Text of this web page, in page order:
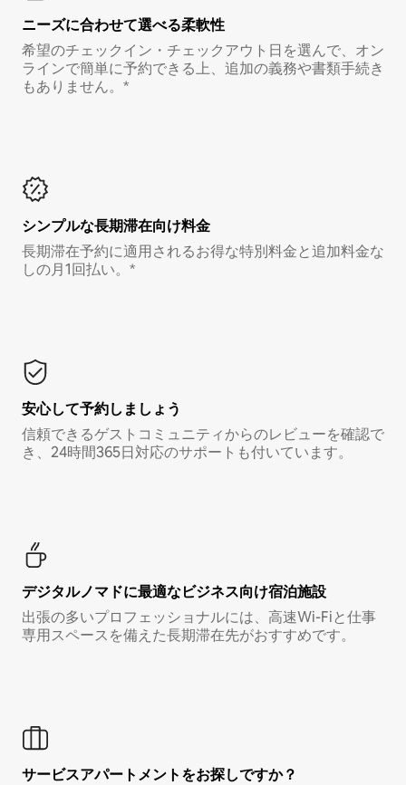
ニーズに合わせて選べる柔軟性
希望のチェックイン・チェックアウト日を選んで、オン
ラインで簡単に予約できる上、追加の義務や書類手続き
もありません。*
シンプルな長期滞在向け料金
長期滞在予約に適用されるお得な特別料金と追加料金な
しの月1回払い。*
安心して予約しましょう
信頼できるゲストコミュニティからのレビューを確認で
き、24時間365日対応のサポートも付いています。
デジタルノマド⁠に最⁠適⁠なビ⁠ジ⁠ネ⁠ス⁠向⁠け宿⁠泊⁠施⁠設
出張の多いプロフェッショナルには、高速Wi-Fiと仕事
専用スペースを備えた長期滞在先がおすすめです。
サービスアパートメントをお探しですか？